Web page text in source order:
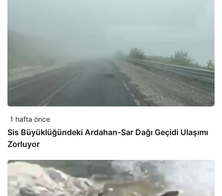
1 hafta önce
Sis Büyüklüğündeki Ardahan-Sar Dağı Geçidi Ulaşımı
Zorluyor